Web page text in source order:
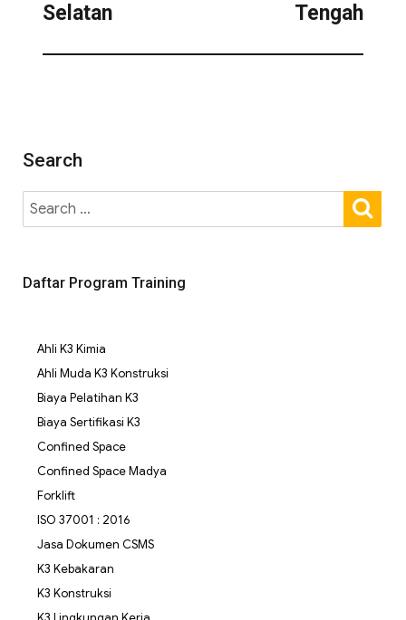
Selatan
Tengah
Search
Daftar Program Training
Ahli K3 Kimia
Ahli Muda K3 Konstruksi
Biaya Pelatihan K3
Biaya Sertifikasi K3
Confined Space
Confined Space Madya
Forklift
ISO 37001 : 2016
Jasa Dokumen CSMS
K3 Kebakaran
K3 Konstruksi